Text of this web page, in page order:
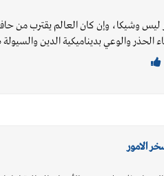
ليس وشيكا، وإن كان العالم يقترب من
الحذر والوعي بديناميكية الدين
الامور